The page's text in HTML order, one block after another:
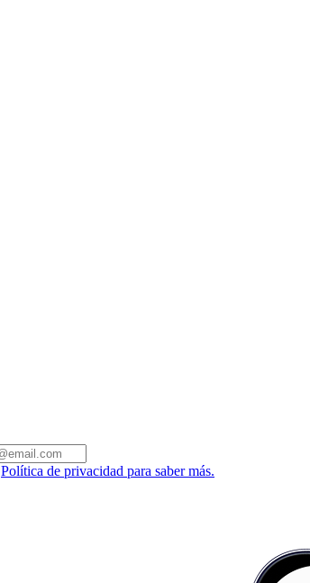
Política de privacidad para saber más.